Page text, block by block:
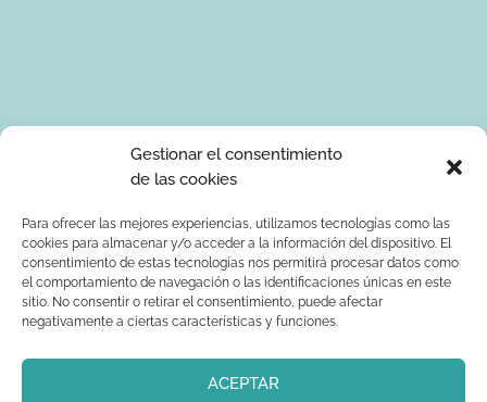
Gestionar el consentimiento
de las cookies
Para ofrecer las mejores experiencias, utilizamos tecnologías como las
cookies para almacenar y/o acceder a la información del dispositivo. El
consentimiento de estas tecnologías nos permitirá procesar datos como
el comportamiento de navegación o las identificaciones únicas en este
sitio. No consentir o retirar el consentimiento, puede afectar
negativamente a ciertas características y funciones.
ACEPTAR
Tus datos de carácter personal serán tratados por Ponle Arte
para enviarte información sobre manualidades. La base legal
expreso. Tus serán tratados con seguridad y datos no serán
comunicados a terceros. Podrás ejercer los derechos de
acceso, rectificación, supresión, limitación al tratamiento y
oposición dirigiendo un correo electrónico a
info@ponlearte.com y adjuntando copia de su DNI. Para más